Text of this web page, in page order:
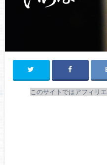
このサイトではアフィリ